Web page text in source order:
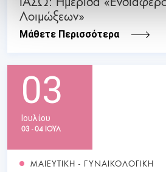
Λοιμώξεων»
Μάθετε Περισσότερα
03
Ιουλίου
03 - 04 ΙΟΥΛ
ΜΑΙΕΥΤΙΚΗ - ΓΥΝΑΙΚΟΛΟΓΙΚΗ